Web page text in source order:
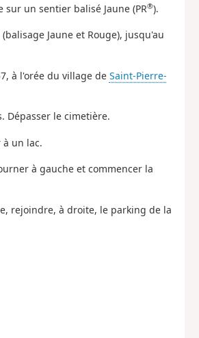
un sentier balisé Jaune (PR®).
Jaune et Rouge), jusqu'au
à l'orée du village de Saint-Pierre-
Dépasser le cimetière.
un lac.
à gauche et commencer la
rejoindre, à droite, le parking de la